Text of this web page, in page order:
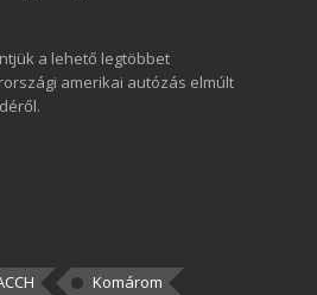
a lehető legtöbbet
amerikai autózás elmúlt
Komárom